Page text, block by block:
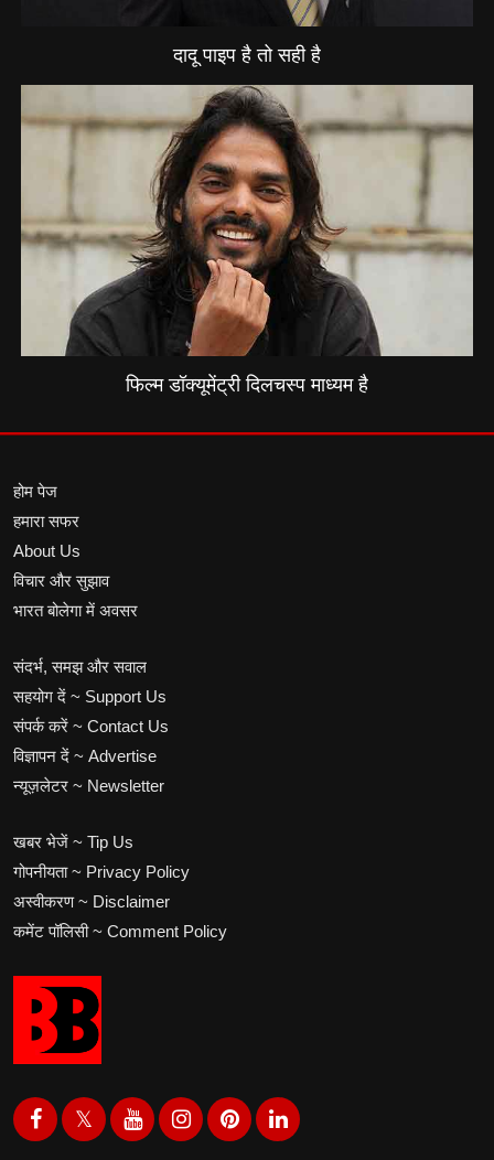
दादू पाइप है तो सही है
फिल्म डॉक्यूमेंट्री दिलचस्प माध्यम है
होम पेज
हमारा सफर
About Us
विचार और सुझाव
भारत बोलेगा में अवसर
संदर्भ, समझ और सवाल
सहयोग दें ~ Support Us
संपर्क करें ~ Contact Us
विज्ञापन दें ~ Advertise
न्यूज़लेटर ~ Newsletter
खबर भेजें ~ Tip Us
गोपनीयता ~ Privacy Policy
अस्वीकरण ~ Disclaimer
कमेंट पॉलिसी ~ Comment Policy